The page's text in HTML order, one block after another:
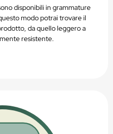
disponibili in grammature
modo potrai trovare il
da quello leggero a
resistente.